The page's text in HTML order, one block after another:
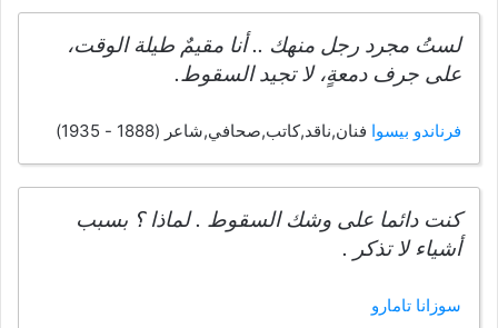
لستُ مجرد رجل منهك .. أنا مقيمٌ طيلة الوقت،
على جرف دمعةٍ، لا تجيد السقوط.
فرناندو بيسوا فنان,ناقد,كاتب,صحافي,شاعر (1888 - 1935)
كنت دائما على وشك السقوط . لماذا ؟ بسبب
أشياء لا تذكر .
سوزانا تامارو